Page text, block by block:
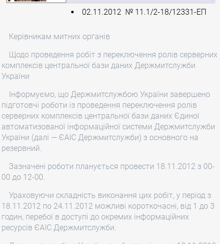
02.11.2012 № 11.1/2-18/12331-ЕП
Керівникам митних органів
Щодо проведення робіт з переключення ролів серверних
комплексів центральної бази даних Держмитслужби
України
Інформуємо, що Держмитслужбою України завершено
підготовчі роботи із проведення переключення ролів
серверних комплексів центральної бази даних Єдиної
автоматизованої інформаційної системи Держмитслужби
України (далі — ЄАІС Держмитслужби) з основного на
резервний.
Зазначені роботи планується провести 18.11.2012 з 00-
00 до 12-00.
Ураховуючи складність виконання цих робіт, у період з
18.11.2012 по 24.11.2012 можливі короткочасні, від 1 до 3
годин, перебої в доступі до окремих інформаційних
ресурсів ЄАІС Держмитслужби.